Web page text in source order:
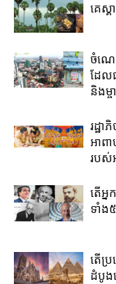
គេស្
ចំណេ
ដែល
និងម្
រដ្ឋា
អាព
របស់
តើអ្
ទាំង
តើប្
ដំបូង